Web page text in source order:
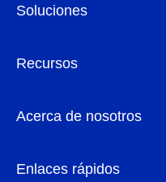
Soluciones
Recursos
Acerca de nosotros
Enlaces rápidos